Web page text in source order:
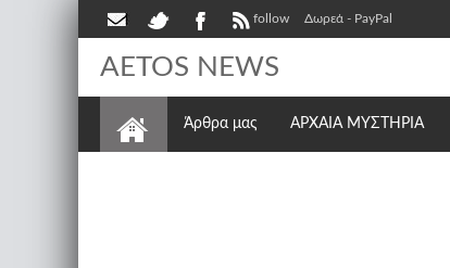
follow Δωρεά - PayPal
AETOS NEWS
Άρθρα μας ΑΡΧΑΙΑ ΜΥΣΤΗΡΙΑ